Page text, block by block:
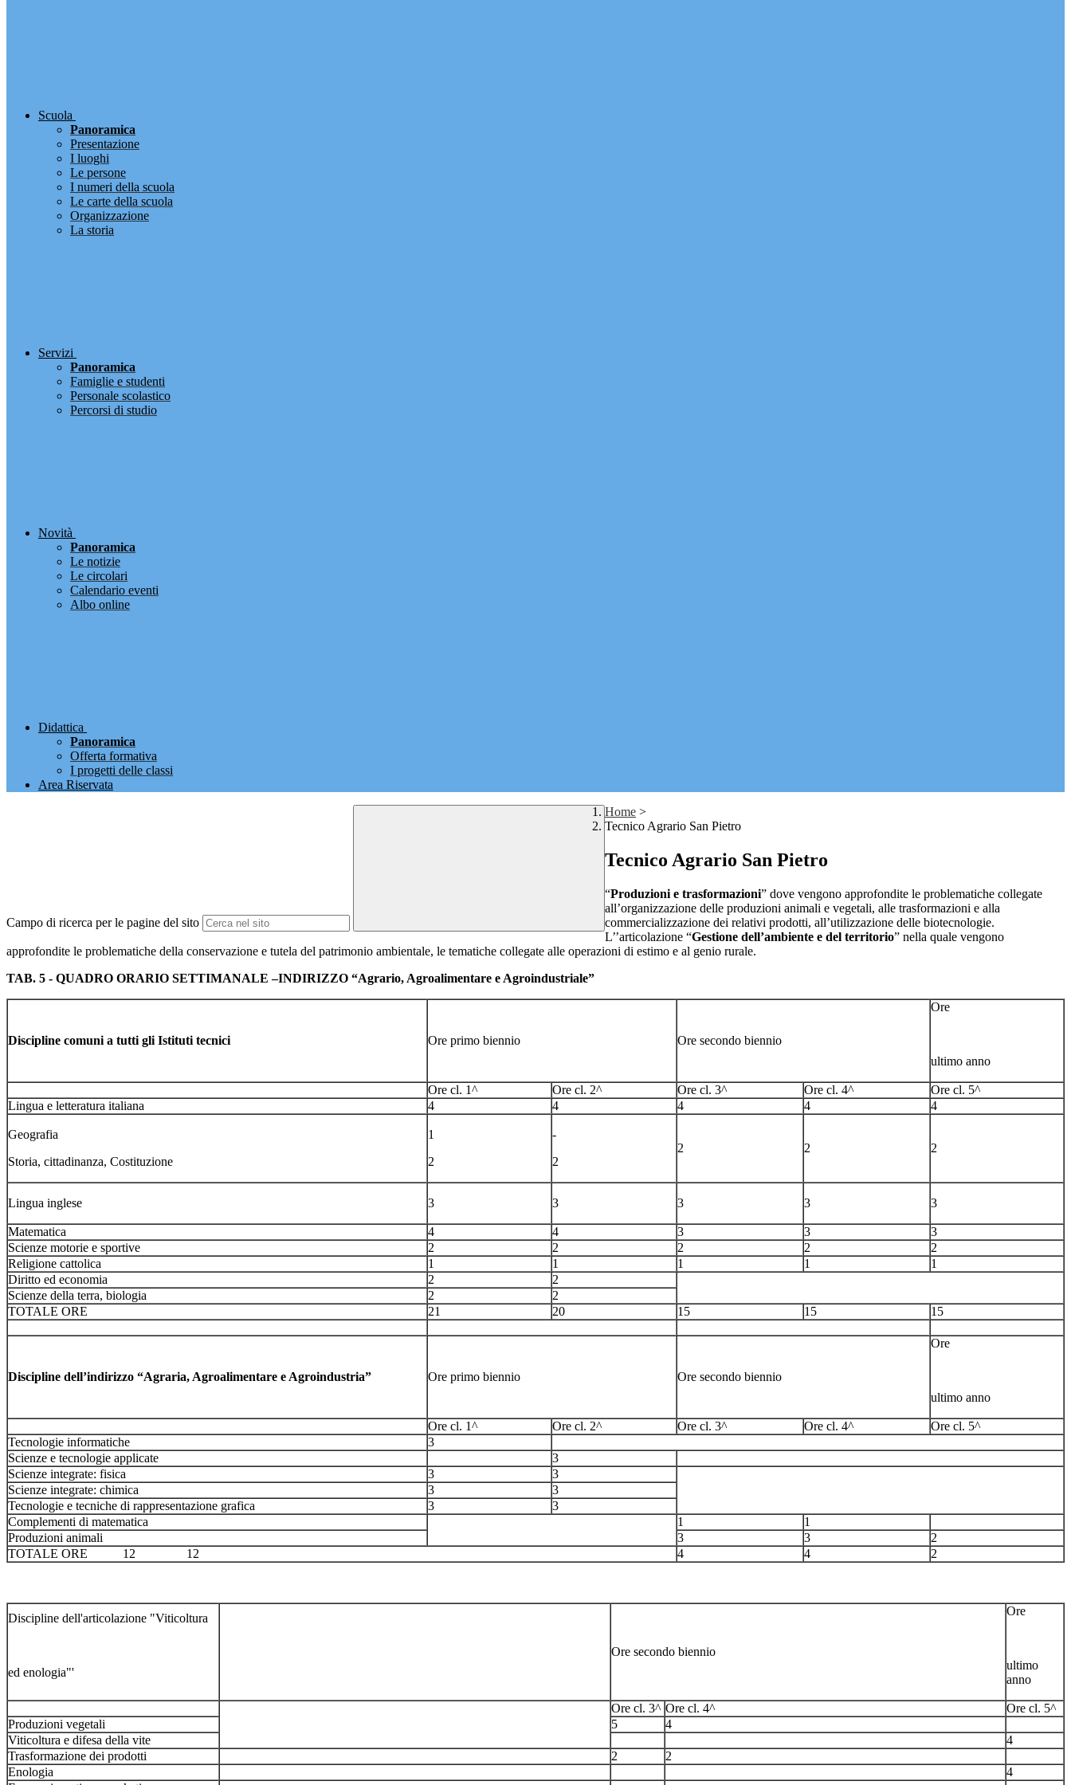
Scuola
Panoramica
Presentazione
I luoghi
Le persone
I numeri della scuola
Le carte della scuola
Organizzazione
La storia
Servizi
Panoramica
Famiglie e studenti
Personale scolastico
Percorsi di studio
Novità
Panoramica
Le notizie
Le circolari
Calendario eventi
Albo online
Didattica
Panoramica
Offerta formativa
I progetti delle classi
Area Riservata
Campo di ricerca per le pagine del sito
Home >
Tecnico Agrario San Pietro
Tecnico Agrario San Pietro
“Produzioni e trasformazioni” dove vengono approfondite le problematiche collegate
all’organizzazione delle produzioni animali e vegetali, alle trasformazioni e alla
commercializzazione dei relativi prodotti, all’utilizzazione delle biotecnologie.
L’’articolazione “Gestione dell’ambiente e del territorio” nella quale vengono
approfondite le problematiche della conservazione e tutela del patrimonio ambientale, le tematiche collegate alle operazioni di estimo e al genio rurale.
TAB. 5 - QUADRO ORARIO SETTIMANALE –INDIRIZZO “Agrario, Agroalimentare e Agroindustriale”
Discipline comuni a tutti gli Istituti tecnici Ore primo biennio Ore secondo biennio
Ore
ultimo anno
Ore cl. 1^ Ore cl. 2^ Ore cl. 3^ Ore cl. 4^
Ore cl. 5^
Lingua e letteratura italiana
4 4 4 4 4
Geografia
Storia, cittadinanza, Costituzione
1
2
-
2
2 2 2
Lingua inglese 3 3 3 3 3
Matematica 4 4 3 3
3
Scienze motorie e sportive
2 2 2 2
2
Religione cattolica
1 1 1 1
1
Diritto ed economia
2
2
Scienze della terra, biologia
2
2
TOTALE ORE
21 20 15 15 15
Discipline dell’indirizzo “Agraria, Agroalimentare e Agroindustria” Ore primo biennio Ore secondo biennio
Ore
ultimo anno
Ore cl. 1^ Ore cl. 2^ Ore cl. 3^ Ore cl. 4^
Ore cl. 5^
Tecnologie informatiche
3
Scienze e tecnologie applicate
3
Scienze integrate: fisica
3
3
Scienze integrate: chimica
3
3
Tecnologie e tecniche di rappresentazione grafica
3
3
Complementi di matematica
1
1
Produzioni animali
3 3
2
TOTALE ORE 12 12
4 4 2
Discipline dell'articolazione "Viticoltura
ed enologia"'
Ore secondo biennio
Ore
ultimo
anno
Ore cl. 3^ Ore cl. 4^
Ore cl. 5^
Produzioni vegetali
5
4
Viticoltura e difesa della vite
4
Trasformazione dei prodotti
2
2
Enologia
4